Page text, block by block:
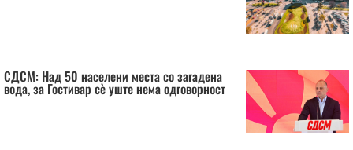
СДСМ: Над 50 населени места со загадена
вода, за Гостивар сè уште нема одговорност